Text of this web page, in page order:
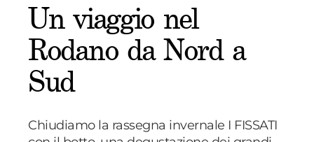
Un viaggio nel
Rodano da Nord a
Sud
Chiudiamo la rassegna invernale I FISSATI